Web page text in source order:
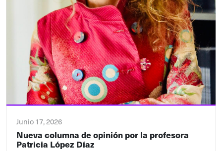
Junio 17, 2026
Nueva columna de opinión por la profesora
Patricia López Díaz